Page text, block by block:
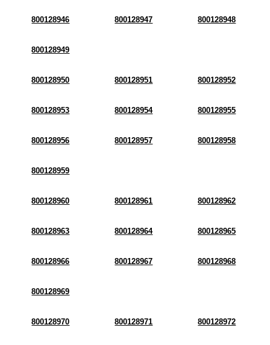
800128946 800128947 800128948
800128949
800128950 800128951 800128952
800128953 800128954 800128955
800128956 800128957 800128958
800128959
800128960 800128961 800128962
800128963 800128964 800128965
800128966 800128967 800128968
800128969
800128970 800128971 800128972